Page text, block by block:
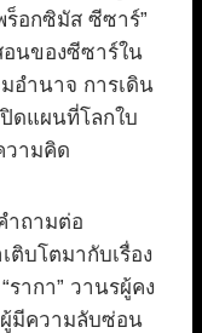
อกซิมัส ซีซาร์”
อนของซีซาร์ใน
อำนาจ การเดิน
ดแผนที่โลกใบ
วามคิด
ำถามต่อ
ติบโตมากับเรื่อง
รากา” วานรผู้คง
ผู้มีความลับซ่อน